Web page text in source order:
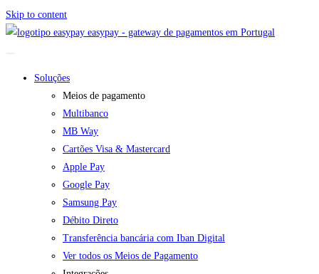
Skip to content
easypay - gateway de pagamentos em Portugal
Soluções
Meios de pagamento
Multibanco
MB Way
Cartões Visa & Mastercard
Apple Pay
Google Pay
Samsung Pay
Débito Direto
Transferência bancária com Iban Digital
Ver todos os Meios de Pagamento